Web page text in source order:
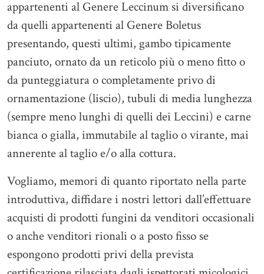
appartenenti al Genere Leccinum si diversificano
da quelli appartenenti al Genere Boletus
presentando, questi ultimi, gambo tipicamente
panciuto, ornato da un reticolo più o meno fitto o
da punteggiatura o completamente privo di
ornamentazione (liscio), tubuli di media lunghezza
(sempre meno lunghi di quelli dei Leccini) e carne
bianca o gialla, immutabile al taglio o virante, mai
annerente al taglio e/o alla cottura.
Vogliamo, memori di quanto riportato nella parte
introduttiva, diffidare i nostri lettori dall’effettuare
acquisti di prodotti fungini da venditori occasionali
o anche venditori rionali o a posto fisso se
espongono prodotti privi della prevista